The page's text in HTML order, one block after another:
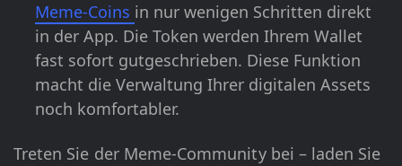
Meme-Coins in nur wenigen Schritten direkt
in der App. Die Token werden Ihrem Wallet
fast sofort gutgeschrieben. Diese Funktion
macht die Verwaltung Ihrer digitalen Assets
noch komfortabler.
Treten Sie der Meme-Community bei – laden Sie